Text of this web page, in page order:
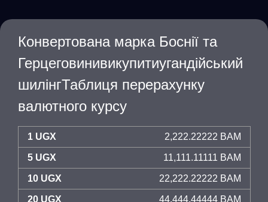
Конвертована марка Боснії та
Герцеговинивикупитиугандійський
шилінгТаблиця перерахунку
валютного курсу
1 UGX 2,222.22222 BAM
5 UGX 11,111.11111 BAM
10 UGX 22,222.22222 BAM
20 UGX 44,444.44444 BAM